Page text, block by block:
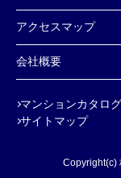
アクセスマップ
会社概要
マンションカタログ
サイトマップ
Copyright(c)